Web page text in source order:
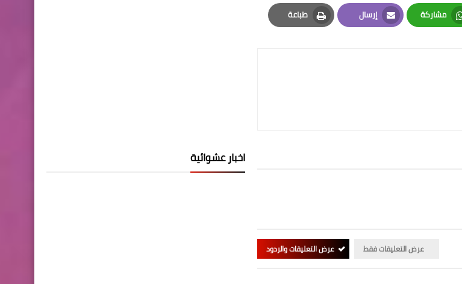
مشاركة
Whatsapp
إرسال
Email
طباعة
Print
عرض التعليقات فقط عرض التعليقات والردود
اخبار عشوائية